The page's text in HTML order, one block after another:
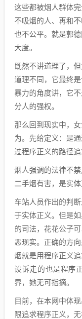
这些都被烟人群体
不吸烟的人、再和
也不公平。就是郭
大度。
既然不讲道理了，
道理不同，它最终
暴力的角度讲，它
分人的强权。
那么回到现实中，
为。先给定义：是
过程序正义的路径追
烟人强调的法律不
二手烟有害，是实体
车站人员作出的判
于实体正义。但是
的司法，花花公子
恶现实。正确的方
烟就是用程序正义
设诉走的也是程序
界，她无可指摘。
目前，在本网中体
限追求程序正义，